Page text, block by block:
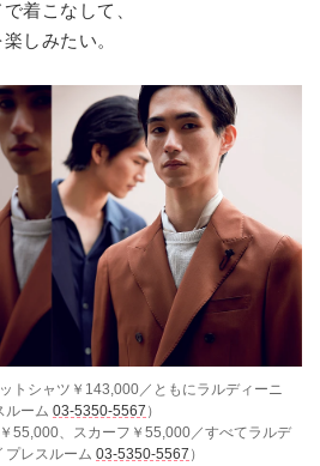
着こなして、
しみたい。
トシャツ￥143,000／ともにラルディーニ
ルーム 03-5350-5567 ）
55,000、スカーフ￥55,000／すべてラルデ
プレスルーム 03-5350-5567 ）